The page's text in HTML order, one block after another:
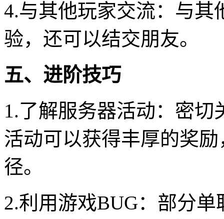
4.与其他玩家交流：与其
验，还可以结交朋友。
五、进阶技巧
1.了解服务器活动：密
活动可以获得丰厚的奖
径。
2.利用游戏BUG：部分